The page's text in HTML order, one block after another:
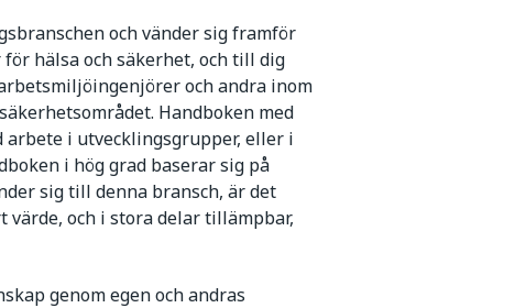
och vänder sig framför
hälsa och säkerhet, och till dig
och andra inom
Handboken med
arbete i utvecklingsgrupper, eller i
i hög grad baserar sig på
sig till denna bransch, är det
och i stora delar tillämpbar,
genom egen och andras